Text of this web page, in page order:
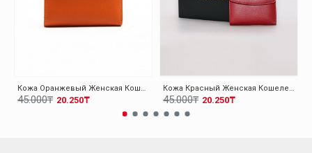
Кожа Оранжевый Женская Кошелек 779CA2614
20.250₸
45.000₸
Кожа Красный Женская Кошелек 779CA2614
20.250₸
45.000₸